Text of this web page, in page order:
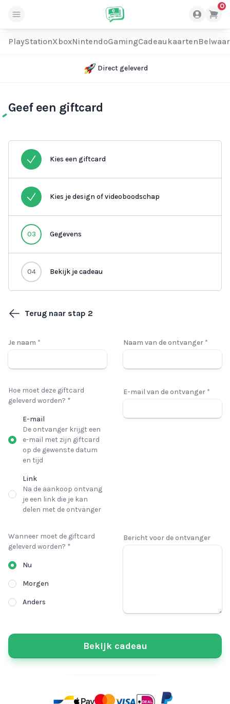
0
PlayStationXboxNintendoGamingCadeaukaarten
Direct geleverd
Geef een giftcard
Kies een giftcard
Kies je design of videoboodschap
03 Gegevens
04 Bekijk je cadeau
Terug naar stap 2
Je naam * Naam van de ontvanger *
Hoe moet deze giftcard
geleverd worden? *
E-mail
De ontvanger krijgt een
e-mail met zijn giftcard
op de gewenste datum
en tijd
Link
Na de aankoop ontvang
je een link die je kan
delen met de ontvanger
E-mail van de ontvanger *
Wanneer moet de giftcard
geleverd worden? *
Nu
Morgen
Anders
Bericht voor de ontvanger
Bekijk cadeau